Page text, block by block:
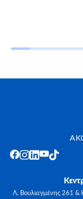
Λ. Βουλιαγμένης